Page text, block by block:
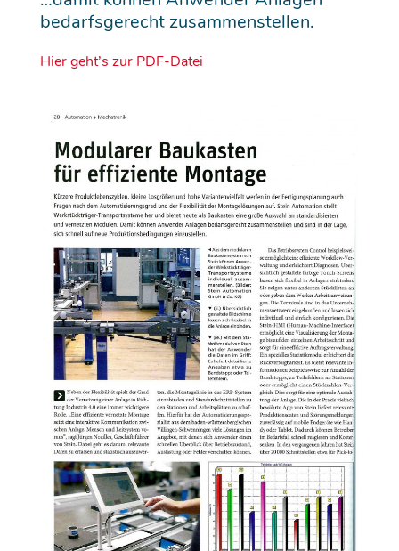
bedarfsgerecht zusammenstellen.
Hier geht’s zur PDF-Datei